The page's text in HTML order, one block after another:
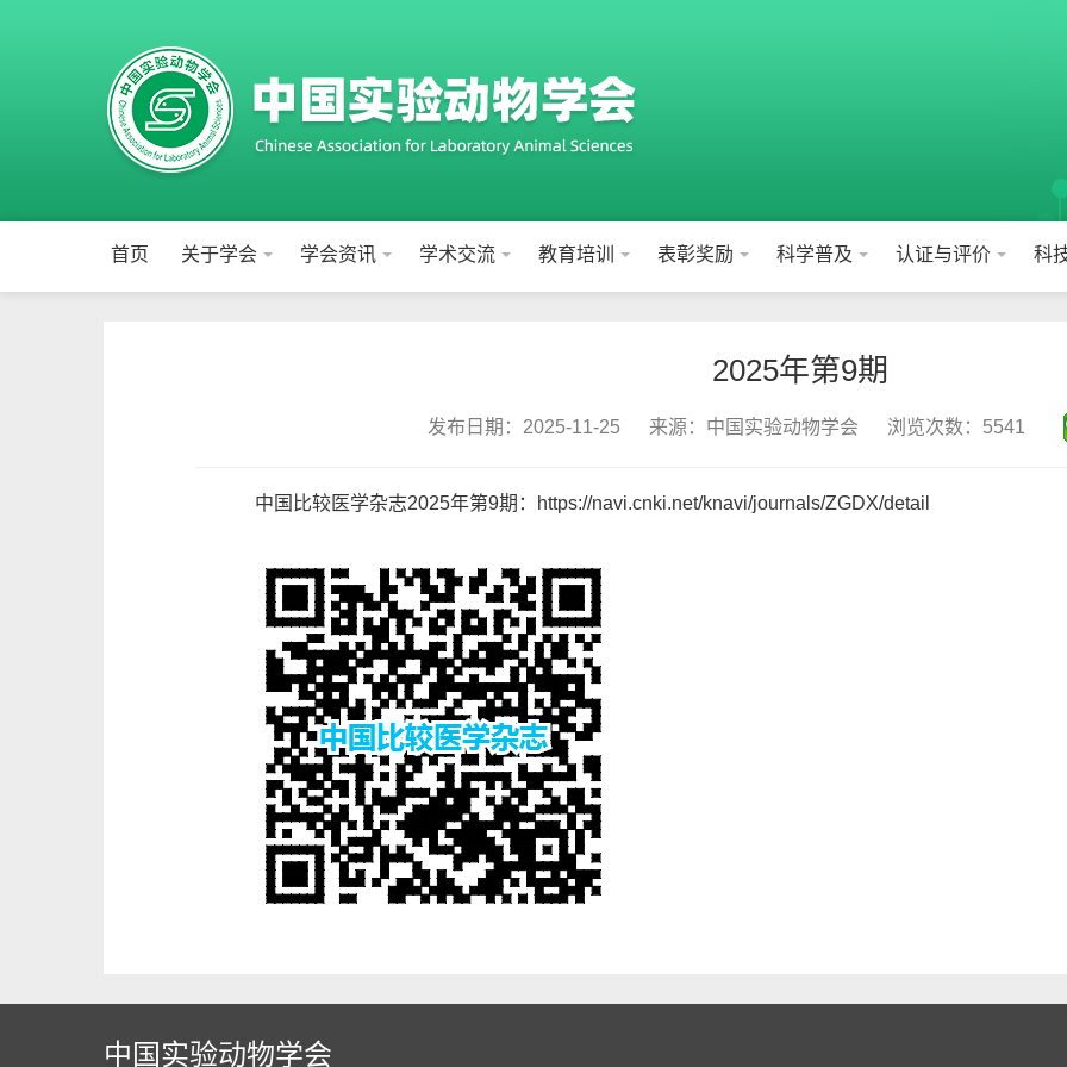
首页 关于学会 学会资讯 学术交流 教育培训 表彰奖励 科学普及 认证与评价 科
2025年第9期
发布日期：2025-11-25 来源：中国实验动物学会 浏览次数：5541
中国比较医学杂志2025年第9期： https://navi.cnki.net/knavi/journals/ZGDX/detail
中国实验动物学会